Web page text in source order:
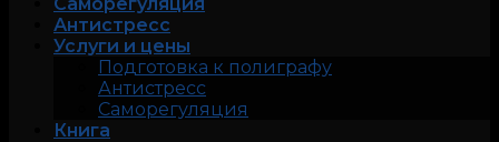
Антистресс
Услуги и цены
Подготовка к полиграфу
Антистресс
Саморегуляция
Книга